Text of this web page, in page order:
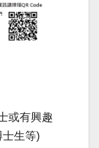
或有興趣
士生等)